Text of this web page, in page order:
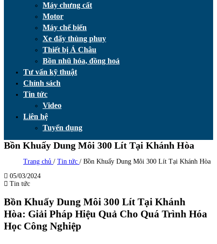
Máy chưng cất
Motor
Máy chế biến
Xe đẩy thùng phuy
Thiết bị Á Châu
Bồn nhũ hóa, đồng hoá
Tư vấn kỹ thuật
Chính sách
Tin tức
Video
Liên hệ
Tuyển dụng
Bồn Khuấy Dung Môi 300 Lít Tại Khánh Hòa
Trang chủ / Tin tức / Bồn Khuấy Dung Môi 300 Lít Tại Khánh Hòa
05/03/2024
Tin tức
Bồn Khuấy Dung Môi 300 Lít Tại Khánh
Hòa: Giải Pháp Hiệu Quả Cho Quá Trình Hóa
Học Công Nghiệp